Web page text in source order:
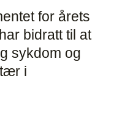
for årets
bidratt til at
sykdom og
i